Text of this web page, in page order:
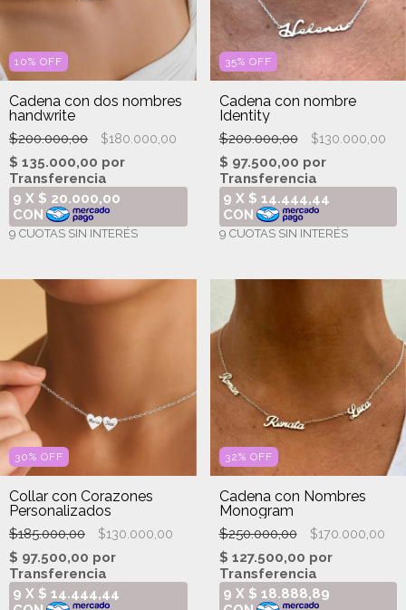
10% OFF
Cadena con dos nombres
handwrite
$200.000,00 $180.000,00
35% OFF
Cadena con nombre
Identity
$200.000,00 $130.000,00
30% OFF
Collar con Corazones
Personalizados
$185.000,00 $130.000,00
32% OFF
Cadena con Nombres
Monogram
$250.000,00 $170.000,00